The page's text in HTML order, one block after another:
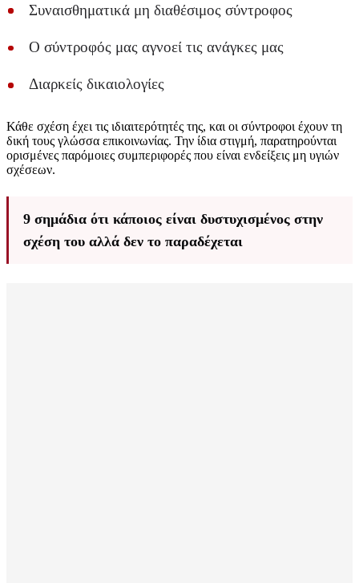
Συναισθηματικά μη διαθέσιμος σύντροφος
Ο σύντροφός μας αγνοεί τις ανάγκες μας
Διαρκείς δικαιολογίες
Κάθε σχέση έχει τις ιδιαιτερότητές της, και οι σύντροφοι έχουν τη
δική τους γλώσσα επικοινωνίας. Την ίδια στιγμή, παρατηρούνται
ορισμένες παρόμοιες συμπεριφορές που είναι ενδείξεις μη υγιών
σχέσεων.
9 σημάδια ότι κάποιος είναι δυστυχισμένος στην
σχέση του αλλά δεν το παραδέχεται